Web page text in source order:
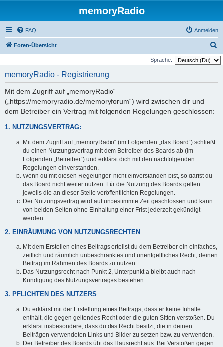
memoryRadio
FAQ Anmelden
Foren-Übersicht
u
Sprache:
memoryRadio - Registrierung
Mit dem Zugriff auf „memoryRadio“
(„https://memoryradio.de/memoryforum“) wird zwischen dir und
dem Betreiber ein Vertrag mit folgenden Regelungen geschlossen:
1. NUTZUNGSVERTRAG:
Mit dem Zugriff auf „memoryRadio“ (im Folgenden „das Board“) schließt
du einen Nutzungsvertrag mit dem Betreiber des Boards ab (im
Folgenden „Betreiber“) und erklärst dich mit den nachfolgenden
Regelungen einverstanden.
Wenn du mit diesen Regelungen nicht einverstanden bist, so darfst du
das Board nicht weiter nutzen. Für die Nutzung des Boards gelten
jeweils die an dieser Stelle veröffentlichten Regelungen.
Der Nutzungsvertrag wird auf unbestimmte Zeit geschlossen und kann
von beiden Seiten ohne Einhaltung einer Frist jederzeit gekündigt
werden.
2. EINRÄUMUNG VON NUTZUNGSRECHTEN
Mit dem Erstellen eines Beitrags erteilst du dem Betreiber ein einfaches,
zeitlich und räumlich unbeschränktes und unentgeltliches Recht, deinen
Beitrag im Rahmen des Boards zu nutzen.
Das Nutzungsrecht nach Punkt 2, Unterpunkt a bleibt auch nach
Kündigung des Nutzungsvertrages bestehen.
3. PFLICHTEN DES NUTZERS
Du erklärst mit der Erstellung eines Beitrags, dass er keine Inhalte
enthält, die gegen geltendes Recht oder die guten Sitten verstoßen. Du
erklärst insbesondere, dass du das Recht besitzt, die in deinen
Beiträgen verwendeten Links und Bilder zu setzen bzw. zu verwenden.
Der Betreiber des Boards übt das Hausrecht aus. Bei Verstößen gegen